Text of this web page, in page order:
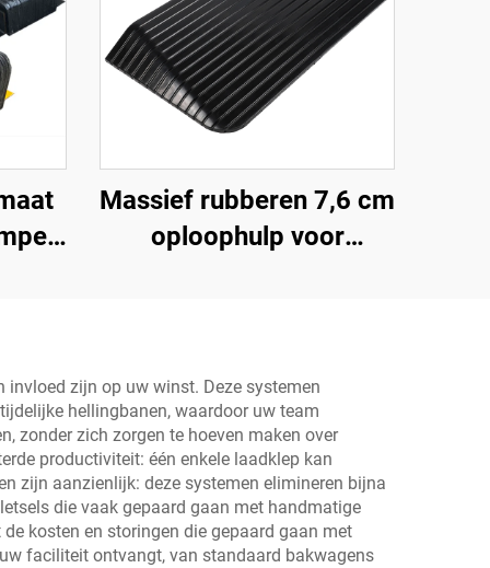
Massief rubberen 7,6 cm
oploophulp voor
snelheidsbump
Productcategorie
invloed zijn op uw winst. Deze systemen
hellingbanen, waardoor uw team
zonder zich zorgen te hoeven maken over
productiviteit: één enkele laadklep kan
zijn aanzienlijk: deze systemen elimineren bijna
die vaak gepaard gaan met handmatige
kosten en storingen die gepaard gaan met
faciliteit ontvangt, van standaard bakwagens